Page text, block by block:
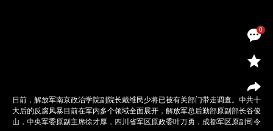
0
日前，解放军南京政治学院副院长戴维民少将已被有关部门带走调查。中共十
大后的反腐风暴目前在军内多个领域全面展开，解放军总后勤部原副部长谷俊
山，中央军委原副主席徐才厚，四川省军区原政委叶万勇，成都军区原副司令